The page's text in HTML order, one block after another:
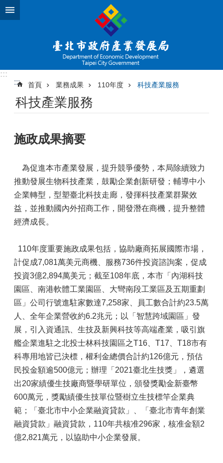
跳到主要內容區塊
:::
:::
首頁 業務成果 110年度 科技產業服務
科技產業服務
施政成果摘要
為促進本市產業發展，提升競爭優勢，本局除續致力
推動發展生物科技產業，鼓勵企業創新研發；輔導中小
企業轉型，型塑臺北科技走廊，發揮科技產業群聚效
益，並推動國內外招商工作，開發潛在商機，提升整體
經濟成長。
110年度重要施政成果包括，協助廠商拓展國際市場，
計促成7,081萬美元商機、服務736件投資諮詢案，促成
投資3億2,894萬美元；截至108年底，本市「內湖科技
園區、南港軟體工業園區、大彎南段工業區及五期重劃
區」公司行號進駐家數達7,258家、員工數合計約23.5萬
人、全年企業營收約6.2兆元；以「智慧跨域園區」發
展，引入資通訊、生技及新興科技等高端產業，吸引旗
艦企業進駐之北投士林科技園區之T16、T17、T18市有
科專用地皆已決標，權利金總價合計約126億元，預估
民投金額逾500億元；辦理「2021臺北生技獎」，遴選
出20家績優生技廠商暨學研單位，頒發獎勵金新臺幣
600萬元，獎勵績優生技單位暨樹立生技標竿企業典
範；「臺北市中小企業融資貸款」、「臺北市青年創業
融資貸款」融資貸款，110年共核准296家，核准金額2
億2,821萬元，以協助中小企業發展。